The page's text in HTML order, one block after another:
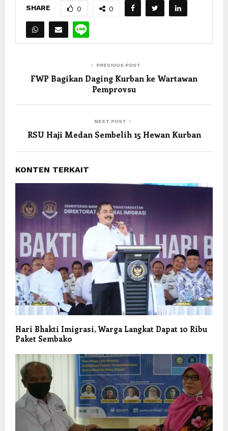
SHARE 0 0
PREVIOUS POST
FWP Bagikan Daging Kurban ke Wartawan
Pemprovsu
NEXT POST
RSU Haji Medan Sembelih 15 Hewan Kurban
KONTEN TERKAIT
Hari Bhakti Imigrasi, Warga Langkat Dapat 10 Ribu
Paket Sembako